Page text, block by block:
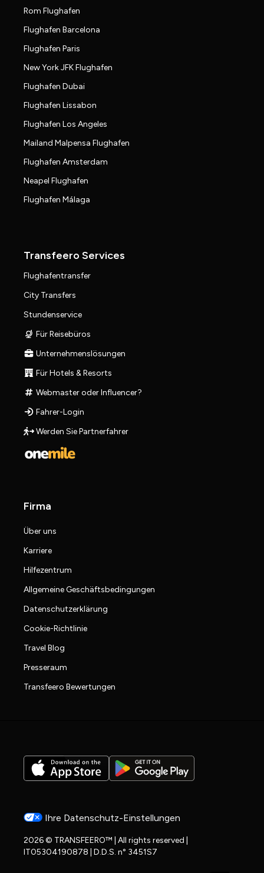
Rom Flughafen
Flughafen Barcelona
Flughafen Paris
New York JFK Flughafen
Flughafen Dubai
Flughafen Lissabon
Flughafen Los Angeles
Mailand Malpensa Flughafen
Flughafen Amsterdam
Neapel Flughafen
Flughafen Málaga
Transfeero Services
Flughafentransfer
City Transfers
Stundenservice
Für Reisebüros
Unternehmenslösungen
Für Hotels & Resorts
Webmaster oder Influencer?
Fahrer-Login
Werden Sie Partnerfahrer
Firma
Über uns
Karriere
Hilfezentrum
Allgemeine Geschäftsbedingungen
Datenschutzerklärung
Cookie-Richtlinie
Travel Blog
Presseraum
Transfeero Bewertungen
Ihre Datenschutz-Einstellungen
2026 © TRANSFEERO™ | All rights reserved |
IT05304190878 | D.D.S. n° 3451S7